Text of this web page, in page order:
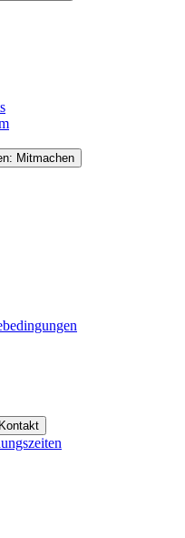
Mitmachen